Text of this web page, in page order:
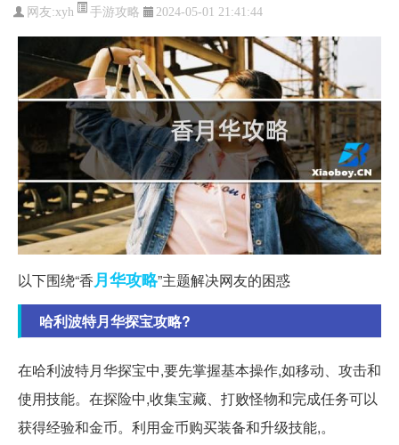
网友:xyh 手游攻略 2024-05-01 21:41:44
以下围绕“香月华攻略”主题解决网友的困惑
哈利波特月华探宝攻略?
在哈利波特月华探宝中,要先掌握基本操作,如移动、攻击和
使用技能。在探险中,收集宝藏、打败怪物和完成任务可以
获得经验和金币。利用金币购买装备和升级技能,。